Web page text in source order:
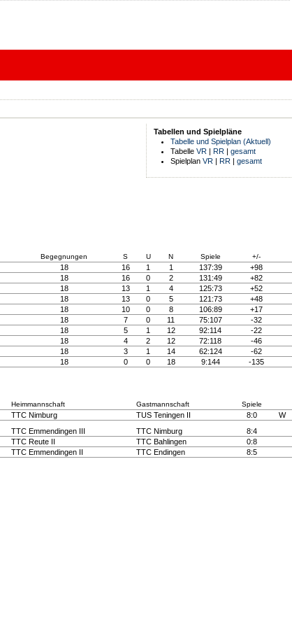
Tabellen und Spielpläne
Tabelle und Spielplan (Aktuell)
Tabelle VR | RR | gesamt
Spielplan VR | RR | gesamt
Begegnungen S U N Spiele +/-
18 16 1 1 137:39 +98
18 16 0 2 131:49 +82
18 13 1 4 125:73 +52
18 13 0 5 121:73 +48
18 10 0 8 106:89 +17
18 7 0 11 75:107 -32
18 5 1 12 92:114 -22
18 4 2 12 72:118 -46
18 3 1 14 62:124 -62
18 0 0 18 9:144 -135
Heimmannschaft Gastmannschaft Spiele
TTC Nimburg TUS Teningen II 8:0
W
TTC Emmendingen III TTC Nimburg
8:4
TTC Reute II TTC Bahlingen
0:8
TTC Emmendingen II TTC Endingen 8:5